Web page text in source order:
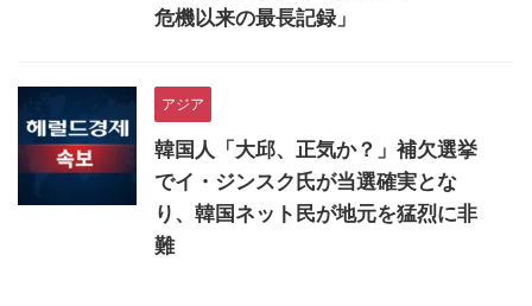
危機以来の最長記録」
アジア
韓国人「大邱、正気か？」補欠選挙
でイ・ジンスク氏が当選確実とな
り、韓国ネット民が地元を猛烈に非
難